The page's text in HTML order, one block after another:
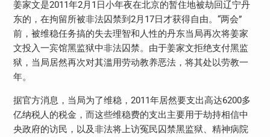
姜家文是2011年2月1日小年夜在北京的暂住地被劫回辽宁丹
东的，在拘留所被非法囚禁到2月17日才获得自由。“两会”
前，被维稳任务搞的失去理智和人性的丹东当局再次将姜家
文投入一宾馆黑监狱中非法囚禁。由于姜家文拒绝支付黑监
狱，当局居然再次对其滥用劳动教养恶法，将其处以劳教一
年。
据官方消息，当局为了维稳，2011年居然要支出高达6200多
亿纳税人的税金，而这些维稳费的支出主要用于劫持相信中
央政府的访民，以及非法将上访冤民囚禁黑监狱、精神病院